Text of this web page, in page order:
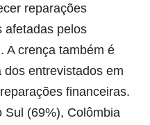
reparações
afetadas pelos
A crença também é
entrevistados em
financeiras.
Sul (69%), Colômbia